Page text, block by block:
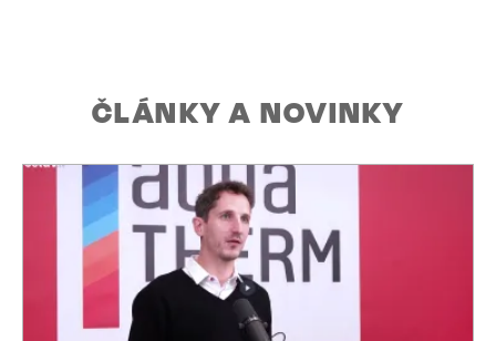
Společné chvíle z oslavy 30 let ENBRA CZECH – tři
desetiletí inovací, růstu a silných partnerství.
ČLÁNKY A NOVINKY